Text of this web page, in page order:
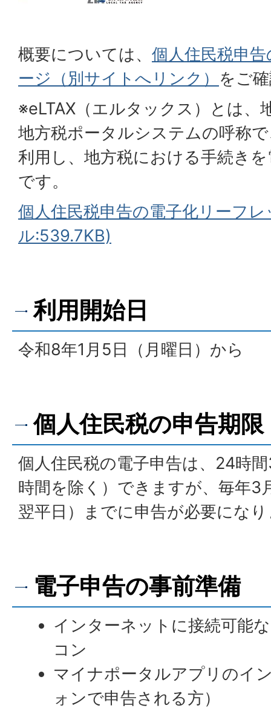
概要については、 個人住民税申
ージ（別サイトへリンク） をご
※eLTAX（エルタックス）とは、
地方税ポータルシステムの呼称
利用し、地方税における手続き
です。
個人住民税申告の電子化リーフ
ル:539.7KB)
利用開始日
令和8年1月5日（月曜日）から
個人住民税の申告期限
個人住民税の電子申告は、24時
時間を除く）できますが、毎年3
翌平日）までに申告が必要にな
電子申告の事前準備
インターネットに接続可能
コン
マイナポータルアプリのイ
ォンで申告される方）